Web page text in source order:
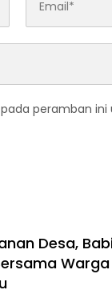
peramban
Desa,